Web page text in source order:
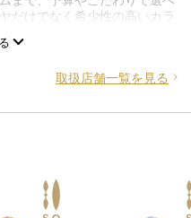
だけでなく希少性の高いカラ
形を変えた新しい価値観は、
取扱店舗一覧を見る